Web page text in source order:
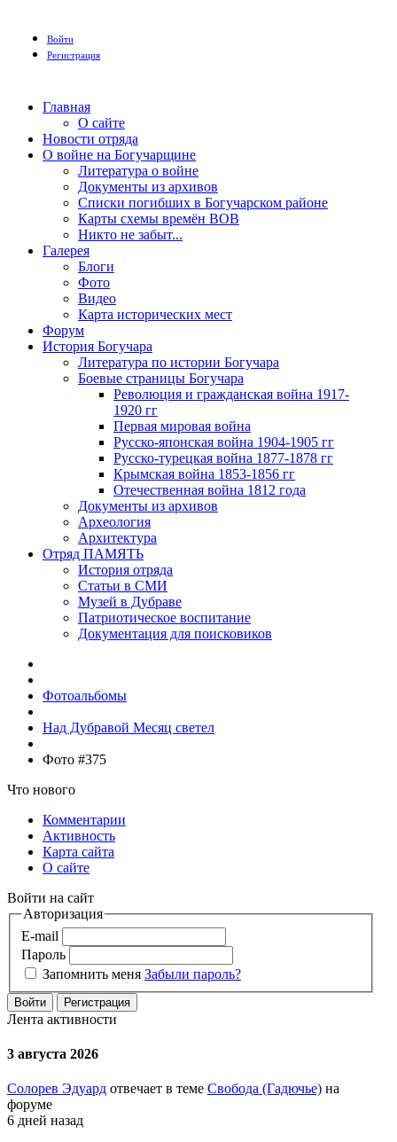
Войти
Регистрация
Главная
О сайте
Новости отряда
О войне на Богучарщине
Литература о войне
Документы из архивов
Списки погибших в Богучарском районе
Карты схемы времён ВОВ
Никто не забыт...
Галерея
Блоги
Фото
Видео
Карта исторических мест
Форум
История Богучара
Литература по истории Богучара
Боевые страницы Богучара
Революция и гражданская война 1917-
1920 гг
Первая мировая война
Русско-японская война 1904-1905 гг
Русско-турецкая война 1877-1878 гг
Крымская война 1853-1856 гг
Отечественная война 1812 года
Документы из архивов
Археология
Архитектура
Отряд ПАМЯТЬ
История отряда
Статьи в СМИ
Музей в Дубраве
Патриотическое воспитание
Документация для поисковиков
Фотоальбомы
Над Дубравой Месяц светел
Фото #375
Что нового
Комментарии
Активность
Карта сайта
О сайте
Войти на сайт
Авторизация
E-mail
Пароль
Запомнить меня Забыли пароль?
Войти Регистрация
Лента активности
3 августа 2026
Солорев Эдуард отвечает в теме Свобода (Гадючье) на
форуме
6 дней назад